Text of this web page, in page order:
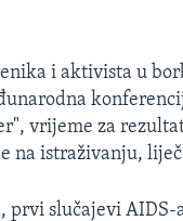
i aktivista u
vrijeme za
na istraživanju,
prvi slučajevi